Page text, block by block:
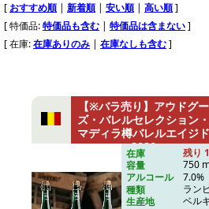
[ おすすめ順 | 新着順 | 安い順 | 高い順]
[ 特価品:特価品も含む | 特価品は含まない]
[ 在庫:在庫ありのみ | 在庫なしも含む]
【※バラ売り】アウドグー
ズ・バレルセレクション・
マディラ樽バレルエイジド
2020
在庫
残り 1
容量
750
アルコール
7.0%
種類
ラン
生産地
ベル